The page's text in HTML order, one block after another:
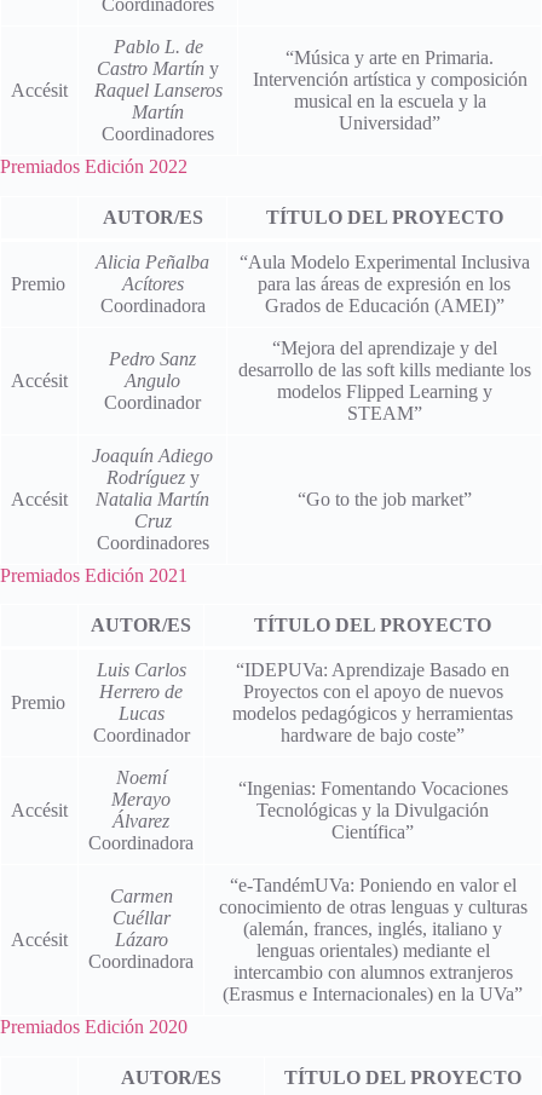
Accésit
Pablo L. de
Castro Martín y
Raquel Lanseros
Martín
Coordinadores
“Música y arte en Primaria.
Intervención artística y composición
musical en la escuela y la
Universidad”
Premiados Edición 2022
AUTOR/ES TÍTULO DEL PROYECTO
Premio
Alicia Peñalba
Acítores
Coordinadora
“Aula Modelo Experimental Inclusiva
para las áreas de expresión en los
Grados de Educación (AMEI)”
Accésit
Pedro Sanz
Angulo
Coordinador
“Mejora del aprendizaje y del
desarrollo de las soft kills mediante los
modelos Flipped Learning y
STEAM”
Accésit
Joaquín Adiego
Rodríguezy
Natalia Martín
Cruz
Coordinadores
“Go to the job market”
Premiados Edición 2021
AUTOR/ES TÍTULO DEL PROYECTO
Premio
Luis Carlos
Herrero de
Lucas
Coordinador
“IDEPUVa: Aprendizaje Basado en
Proyectos con el apoyo de nuevos
modelos pedagógicos y herramientas
hardware de bajo coste”
Accésit
Noemí
Merayo
Álvarez
Coordinadora
“Ingenias: Fomentando Vocaciones
Tecnológicas y la Divulgación
Científica”
Accésit
Carmen
Cuéllar
Lázaro
Coordinadora
“e-TandémUVa: Poniendo en valor el
conocimiento de otras lenguas y culturas
(alemán, frances, inglés, italiano y
lenguas orientales) mediante el
intercambio con alumnos extranjeros
(Erasmus e Internacionales) en la UVa”
Premiados Edición 2020
AUTOR/ES TÍTULO DEL PROYECTO